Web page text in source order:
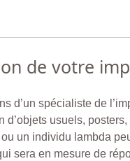
de votre
d’un spécialiste de
d’objets usuels,
un individu lambda
sera en mesure de